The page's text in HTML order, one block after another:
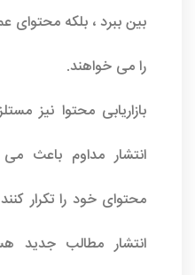
بین ببرد ، بلکه محتوای
را می خواهند.
بازاریابی محتوا نیز
انتشار مداوم باعث
محتوای خود را تکرار
انتشار مطالب جدید